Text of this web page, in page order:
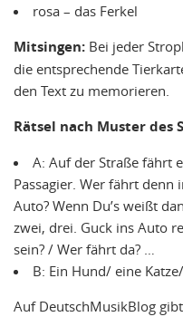
rosa – das Ferkel
Mitsingen: Bei jeder
die entsprechende
den Text zu memorieren.
Rätsel nach Muster des
A: Auf der Straße fährt
Passagier. Wer fährt denn
Auto? Wenn Du’s weißt
zwei, drei. Guck ins Auto
sein? / Wer fährt da? …
B: Ein Hund/ eine Katze/
Auf DeutschMusikBlog